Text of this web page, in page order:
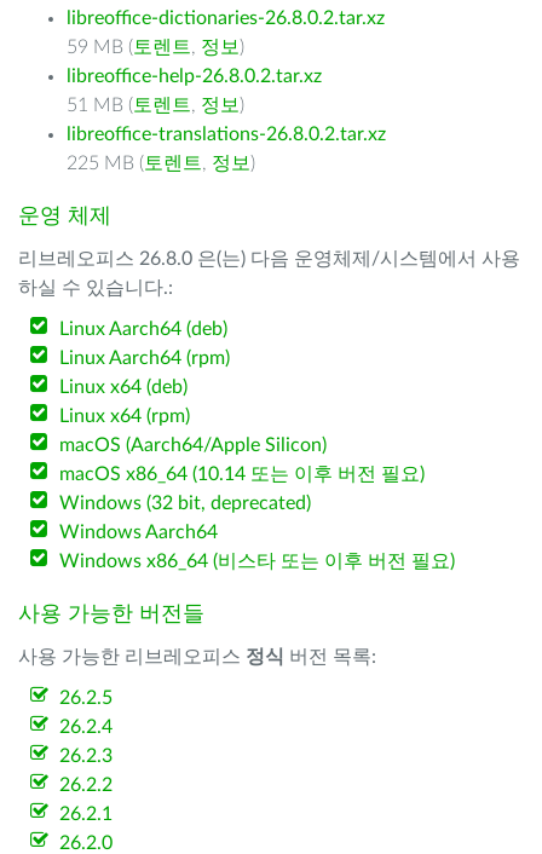
libreoffice-dictionaries-26.8.0.2.tar.xz
59 MB ( 토렌트, 정보 )
libreoffice-help-26.8.0.2.tar.xz
51 MB ( 토렌트, 정보 )
libreoffice-translations-26.8.0.2.tar.xz
225 MB ( 토렌트, 정보 )
운영 체제
리브레오피스 26.8.0 은(는) 다음 운영체제/시스템에서 사용
하실 수 있습니다.:
Linux Aarch64 (deb)
Linux Aarch64 (rpm)
Linux x64 (deb)
Linux x64 (rpm)
macOS (Aarch64/Apple Silicon)
macOS x86_64 (10.14 또는 이후 버전 필요)
Windows (32 bit, deprecated)
Windows Aarch64
Windows x86_64 (비스타 또는 이후 버전 필요)
사용 가능한 버전들
사용 가능한 리브레오피스 정식 버전 목록:
26.2.5
26.2.4
26.2.3
26.2.2
26.2.1
26.2.0